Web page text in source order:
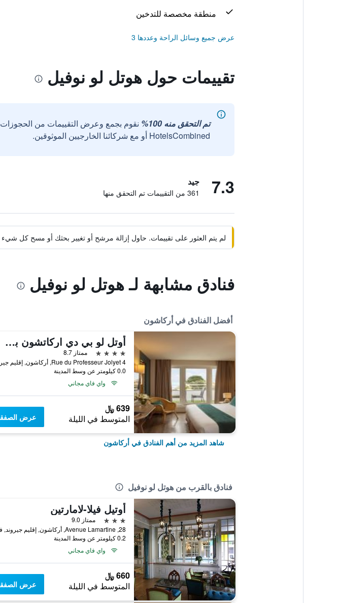
منطقة مخصصة للتدخين
عرض جميع وسائل الراحة وعددها 3
تقييمات حول هوتل لو نوفيل
تم التحقق منه 100%
نقوم بجمع وعرض التقييمات من
HotelsCombined أو مع شركائنا الخارجيين الموثوقين.
7.3 جيد
361 من التقييمات تم التحقق منها
لم يتم العثور على تقييمات. حاول إزالة مرشح أو تغيير بحثك أو مسح كل شيء
فنادق مشابهة لـ هوتل لو نوفيل
أفضل الفنادق في أركاشون
أوتل لو بي دي اركاتشون باي إنوود هوتل
4 نجوم
ممتاز 8.7
0.0 كيلومتر عن وسط المدينة
واي فاي مجاني
639 ﷼
المتوسط في الليلة عرض
شاهد المزيد من أهم الفنادق في أركاشون
فنادق بالقرب من هوتل لو نوفيل
أوتيل فيلا-لامارتين
3 نجوم
ممتاز 9.0
0.2 كيلومتر عن وسط المدينة
واي فاي مجاني
660 ﷼
المتوسط في الليلة عرض